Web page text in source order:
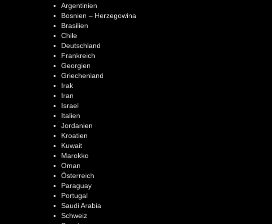
Argentinien
Bosnien – Herzegowina
Brasilien
Chile
Deutschland
Frankreich
Georgien
Griechenland
Irak
Iran
Israel
Italien
Jordanien
Kroatien
Kuwait
Marokko
Oman
Österreich
Paraguay
Portugal
Saudi Arabia
Schweiz